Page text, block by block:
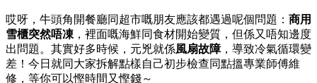
哎呀，牛頭角開餐廳同超市嘅朋友應該都遇過呢個問題： 商用
雪櫃突然唔凍 ，裡面嘅海鮮同食材開始變質，但係又唔知邊度
出問題。其實好多時候，元兇就係風扇故障，導致冷氣循環變
差！今日就同大家拆解點樣自己初步檢查同點搵專業師傅維
修，等你可以慳時間又慳錢～